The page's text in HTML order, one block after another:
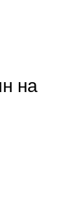
на